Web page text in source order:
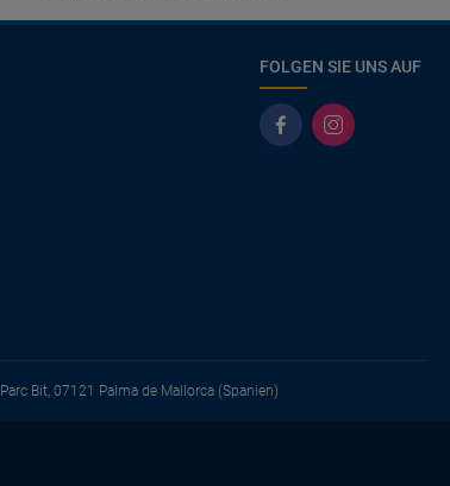
FOLGEN SIE UNS AUF
Bit, 07121 Palma de Mallorca (Spanien)